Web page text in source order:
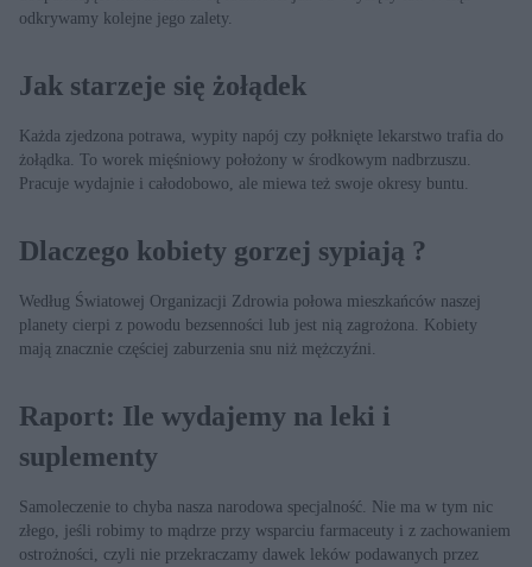
odkrywamy kolejne jego zalety.
Jak starzeje się żołądek
Każda zjedzona potrawa, wypity napój czy połknięte lekarstwo trafia do
żołądka. To worek mięśniowy położony w środkowym nadbrzuszu.
Pracuje wydajnie i całodobowo, ale miewa też swoje okresy buntu.
Dlaczego kobiety gorzej sypiają ?
Według Światowej Organizacji Zdrowia połowa mieszkańców naszej
planety cierpi z powodu bezsenności lub jest nią zagrożona. Kobiety
mają znacznie częściej zaburzenia snu niż mężczyźni.
Raport: Ile wydajemy na leki i
suplementy
Samoleczenie to chyba nasza narodowa specjalność. Nie ma w tym nic
złego, jeśli robimy to mądrze przy wsparciu farmaceuty i z zachowaniem
ostrożności, czyli nie przekraczamy dawek leków podawanych przez